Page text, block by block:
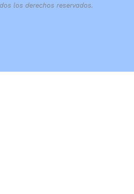
los derechos reservados.